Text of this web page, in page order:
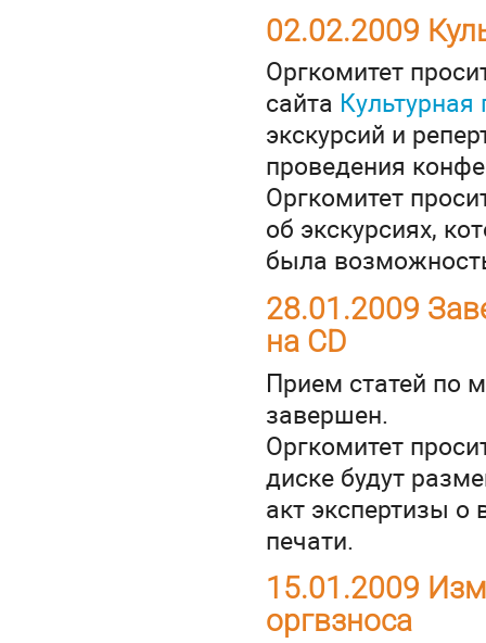
02.02.2009
Оргкомитет
сайта
экскурсий и
проведения
Оргкомитет
об экскурсиях,
была
28.01.2009
на CD
Прием статей по
завершен.
Оргкомитет
диске будут
акт экспертизы
печати.
15.01.2009
оргвзноса